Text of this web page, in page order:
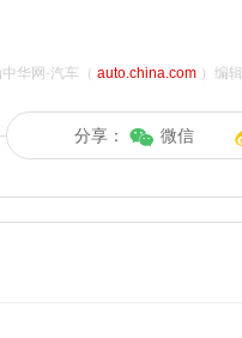
华网·汽车（ auto.china.com）编辑
分享： 微信